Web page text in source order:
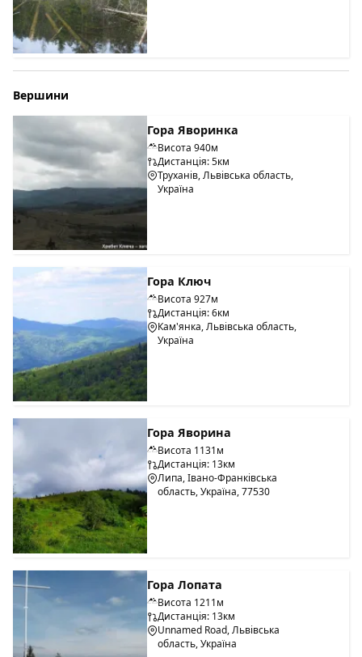
Вершини
Гора Яворинка
Висота 940м
Дистанція: 5км
Труханів, Львівська область,
Україна
Гора Ключ
Висота 927м
Дистанція: 6км
Кам'янка, Львівська область,
Україна
Гора Яворина
Висота 1131м
Дистанція: 13км
Липа, Івано-Франківська
область, Україна, 77530
Гора Лопата
Висота 1211м
Дистанція: 13км
Unnamed Road, Львівська
область, Україна